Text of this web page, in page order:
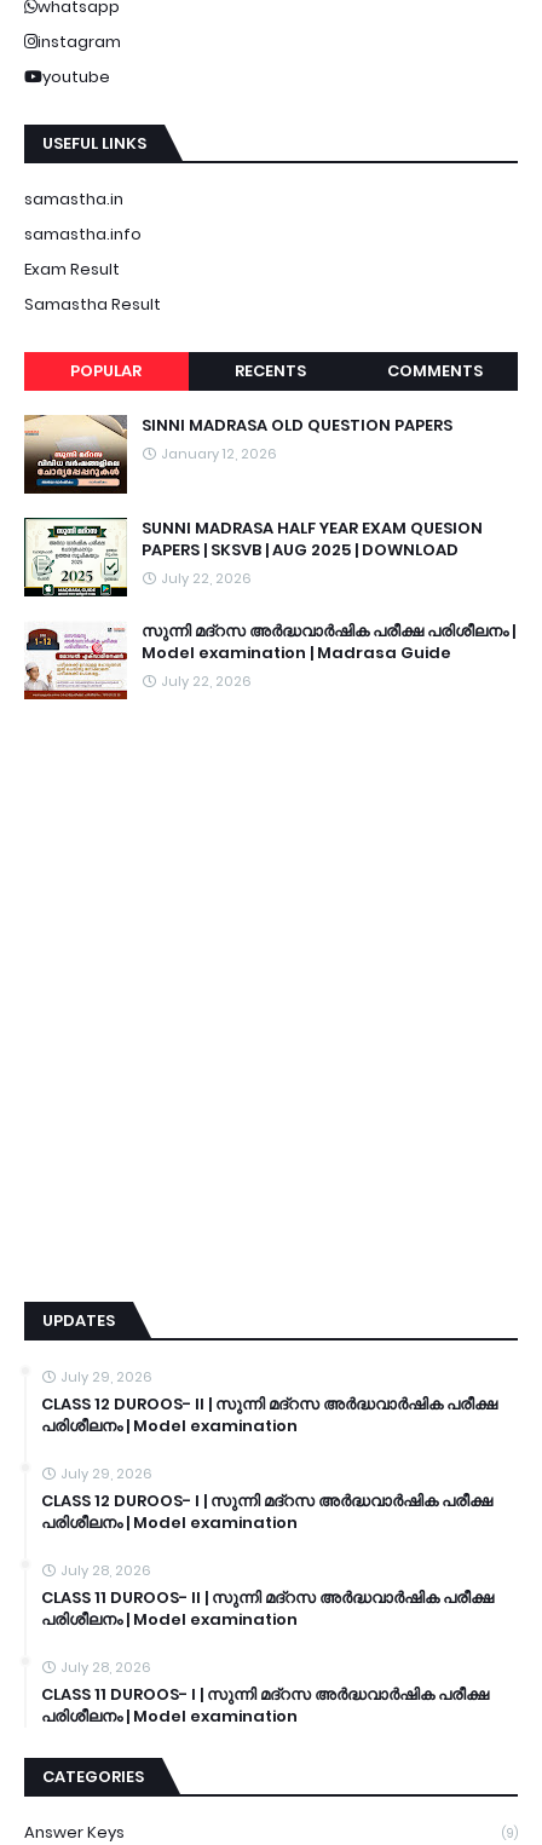
whatsapp
instagram
youtube
USEFUL LINKS
samastha.in
samastha.info
Exam Result
Samastha Result
POPULAR RECENTS COMMENTS
SINNI MADRASA OLD QUESTION PAPERS
January 12, 2026
SUNNI MADRASA HALF YEAR EXAM QUESION
PAPERS | SKSVB | AUG 2025 | DOWNLOAD
July 22, 2026
സുന്നി മദ്റസ അർദ്ധവാർഷിക പരീക്ഷ പരിശീലനം |
Model examination | Madrasa Guide
July 22, 2026
UPDATES
July 29, 2026
CLASS 12 DUROOS- II | സുന്നി മദ്റസ അർദ്ധവാർഷിക പരീക്ഷ
പരിശീലനം | Model examination
July 29, 2026
CLASS 12 DUROOS- I | സുന്നി മദ്റസ അർദ്ധവാർഷിക പരീക്ഷ
പരിശീലനം | Model examination
July 28, 2026
CLASS 11 DUROOS- II | സുന്നി മദ്റസ അർദ്ധവാർഷിക പരീക്ഷ
പരിശീലനം | Model examination
July 28, 2026
CLASS 11 DUROOS- I | സുന്നി മദ്റസ അർദ്ധവാർഷിക പരീക്ഷ
പരിശീലനം | Model examination
CATEGORIES
Answer Keys (9)